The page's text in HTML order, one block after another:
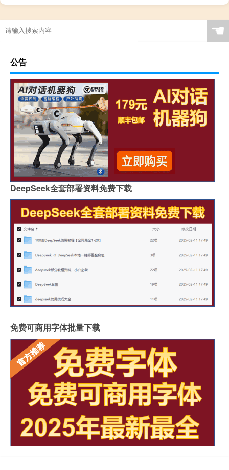
☚
公告
DeepSeek全套部署资料免费下载
免费可商用字体批量下载